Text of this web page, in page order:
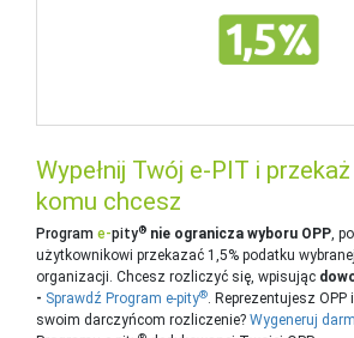
Wypełnij Twój e-PIT i
komu chcesz
Program e‑pity® nie ogranicza wyboru OPP,
użytkownikowi przekazać 1,5% podatku
organizacji. Chcesz rozliczyć się, wpisując
- Sprawdź Program e-pity®. Reprezentujesz OPP
swoim darczyńcom rozliczenie? Wygeneruj